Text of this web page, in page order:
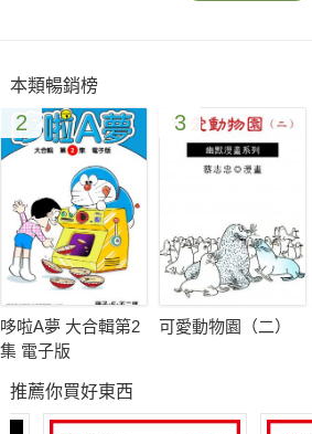
本類暢銷榜
2
哆啦A夢 大合輯第2
集 電子版
3
可愛動物園（二）
推薦你買好東西